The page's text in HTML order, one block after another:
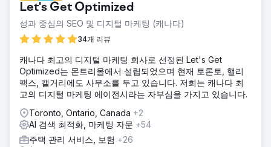
Let's Get Optimized
성과 중심의 SEO 및 디지털 마케팅 (캐나다)
34개 리뷰
캐나다 최고의 디지털 마케팅 회사로 선정된 Let's Get
Optimized는 몬트리올에서 설립되었으며 현재 토론토, 핼리
팩스, 캘거리에도 사무소를 두고 있습니다. 저희는 캐나다 최
고의 디지털 마케팅 에이전시라는 자부심을 가지고 있습니다.
Toronto, Ontario, Canada +2
AI 검색 최적화, 마케팅 자문 +54
주택 관리 서비스, 보험 +26